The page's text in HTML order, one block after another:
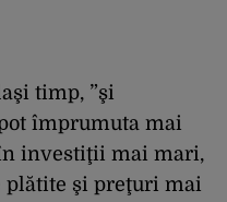
timp, ”şi
împrumuta mai
investiţii mai mari,
şi preţuri mai